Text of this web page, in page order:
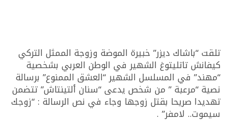
تلقت “باشاك ديزر” خبيرة الموضة وزوجة الممثل التركي
كيفانش تاتليتوغ الشهير في الوطن العربي بشخصية
“مهند” في المسلسل الشهير “العشق الممنوع” برسالة
نصية “مرعبة ” من شخص يدعى “سنان ألتينتاش” تتضمن
تهديدا صريحا بقتل زوجها وجاء في نص الرسالة : “زوجك
سيموت.. لامفر” .